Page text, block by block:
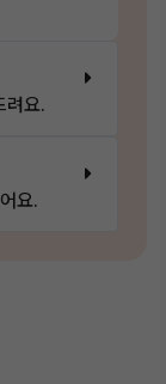
려요.
요.